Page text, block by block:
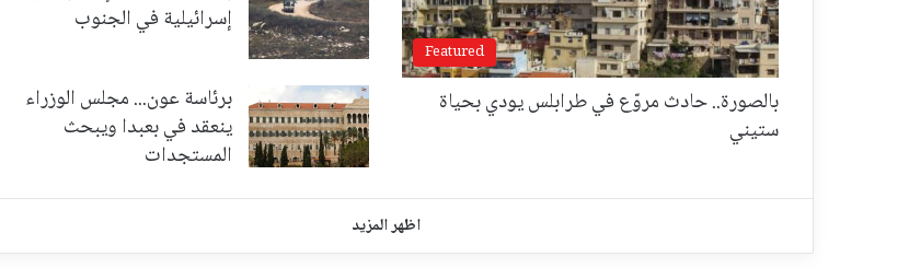
Featured
بالصورة.. حادث مروّع في طرابلس يودي بحياة
ستيني
إسرائيلية في الجنوب
برئاسة عون... مجلس الوزراء
ينعقد في بعبدا ويبحث
المستجدات
اظهر المزيد